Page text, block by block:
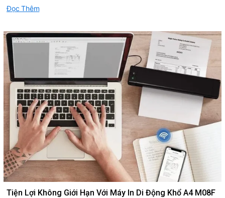
Đọc Thêm
Tiện Lợi Không Giới Hạn Với Máy In Di Động Khổ A4 M08F